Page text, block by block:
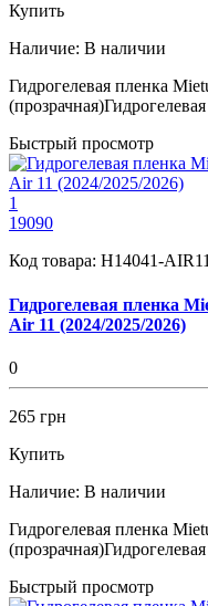
Купить
Наличие: В наличии
Гидрогелевая пленка
Быстрый просмотр
1
19090
Код товара: H14041-
Гидрогелевая пленка
Air 11 (2024/2025/2026)
0
265 грн
Купить
Наличие: В наличии
Гидрогелевая пленка
Быстрый просмотр